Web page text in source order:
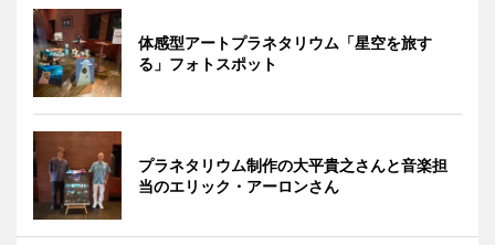
体感型アートプラネタリウム「星空を旅す
る」フォトスポット
プラネタリウム制作の大平貴之さんと音楽担
当のエリック・アーロンさん